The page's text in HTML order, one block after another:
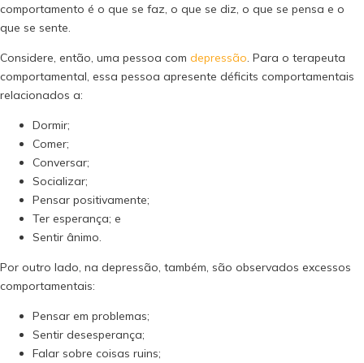
comportamento é o que se faz, o que se diz, o que se pensa e o
que se sente.
Considere, então, uma pessoa com depressão. Para o terapeuta
comportamental, essa pessoa apresente déficits comportamentais
relacionados a:
Dormir;
Comer;
Conversar;
Socializar;
Pensar positivamente;
Ter esperança; e
Sentir ânimo.
Por outro lado, na depressão, também, são observados excessos
comportamentais:
Pensar em problemas;
Sentir desesperança;
Falar sobre coisas ruins;